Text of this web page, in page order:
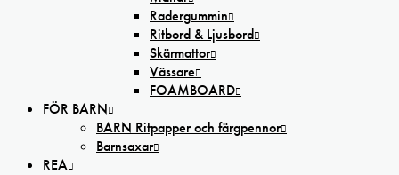
Radergummin
Ritbord & Ljusbord
Skärmattor
Vässare
FOAMBOARD
FÖR BARN
BARN Ritpapper och färgpennor
Barnsaxar
REA